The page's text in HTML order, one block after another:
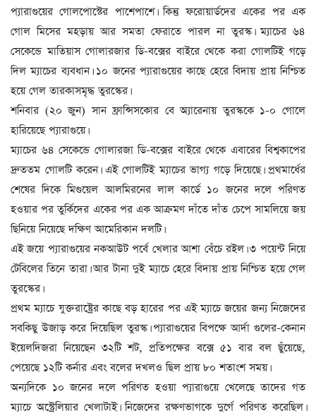
প্যারাগুয়ের গোলপোস্টের পাশেপাশে। কিন্তু ফরোয়ার্ডদের একের পর এক
গোল মিসের মহড়ায় আর সমতা ফেরাতে পারল না তুরস্ক। ম্যাচের ৬৪
সেকেন্ডে মাতিয়াস গোলারজার ডি-বক্সের বাইরে থেকে করা গোলটিই গড়ে
দিল ম্যাচের ব্যবধান। ১০ জনের প্যারাগুয়ের কাছে হেরে বিদায় প্রায় নিশ্চিত
হয়ে গেল তারকাসমৃদ্ধ তুরস্কের।
শনিবার (২০ জুন) সান ফ্রান্সিসকোর বে অ্যারেনায় তুরস্ককে ১-০ গোলে
হারিয়েছে প্যারাগুয়ে।
ম্যাচের ৬৪ সেকেন্ডে গোলারজা ডি-বক্সের বাইরে থেকে এবারের বিশ্বকাপের
দ্রুততম গোলটি করেন। এই গোলটিই ম্যাচের ভাগ্য গড়ে দিয়েছে। প্রথমার্ধের
শেষের দিকে মিগুয়েল আলমিরনের লাল কার্ডে ১০ জনের দলে পরিণত
হওয়ার পর তুর্কিদের একের পর এক আক্রমণ দাঁতে দাঁত চেপে সামলিয়ে জয়
ছিনিয়ে নিয়েছে দক্ষিণ আমেরিকান দলটি।
এই জয়ে প্যারাগুয়ের নকআউট পর্বে খেলার আশা বেঁচে রইল। ৩ পয়েন্ট নিয়ে
টেবিলের তিনে তারা। আর টানা দুই ম্যাচে হেরে বিদায় প্রায় নিশ্চিত হয়ে গেল
তুরস্কের।
প্রথম ম্যাচে যুক্তরাষ্ট্রের কাছে বড় হারের পর এই ম্যাচে জয়ের জন্য নিজেদের
সবকিছু উজাড় করে দিয়েছিল তুরস্ক। প্যারাগুয়ের বিপক্ষে আর্দা গুলের-কেনান
ইয়েলদিজরা নিয়েছেন ৩২টি শট, প্রতিপক্ষের বক্সে ৫১ বার বল ছুঁয়েছে,
পেয়েছে ১২টি কর্নার এবং বলের দখলও ছিল প্রায় ৮০ শতাংশ সময়।
অন্যদিকে ১০ জনের দলে পরিণত হওয়া প্যারাগুয়ে খেলেছে তাদের গত
ম্যাচে অস্ট্রেলিয়ার খেলাটাই। নিজেদের রক্ষণভাগকে দুর্গে পরিণত করেছিল।